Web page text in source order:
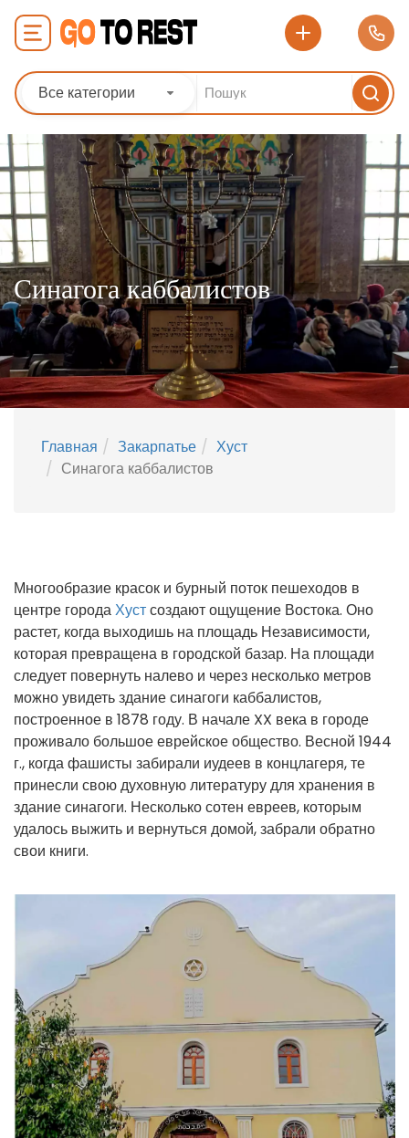
Все категории
Синагога каббалистов
Главная Закарпатье
Хуст
Синагога каббалистов
Многообразие красок и бурный поток пешеходов в
центре городаХустсоздают ощущение Востока. Оно
растет, когда выходишь на площадь Независимости,
которая превращена в городской базар. На площади
следует повернуть налево и через несколько метров
можно увидеть здание синагоги каббалистов,
построенное в 1878 году. В начале XX века в городе
проживало большое еврейское общество. Весной 1944
г., когда фашисты забирали иудеев в концлагеря, те
принесли свою духовную литературу для хранения в
здание синагоги. Несколько сотен евреев, которым
удалось выжить и вернуться домой, забрали обратно
свои книги.